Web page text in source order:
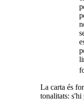
La carta és
tonalitats: s'hi